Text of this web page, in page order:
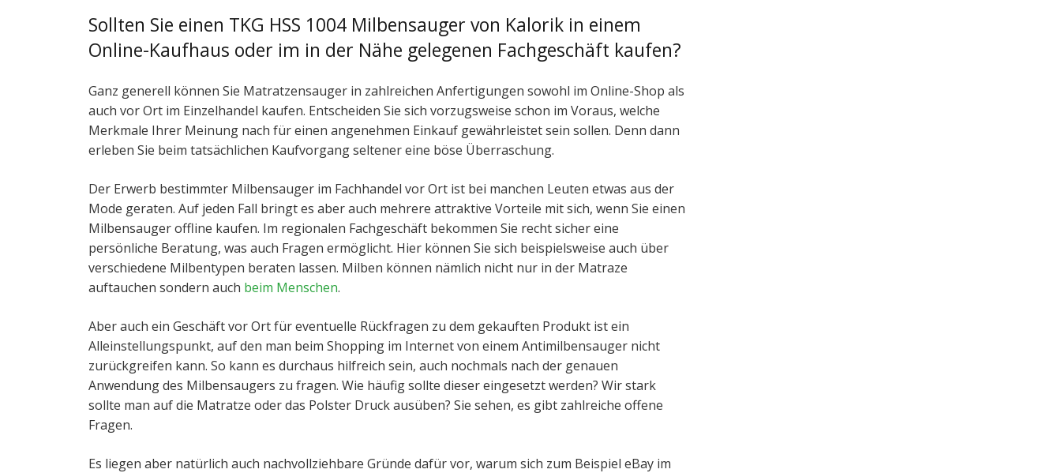
Sollten Sie einen TKG HSS 1004 Milbensauger von Kalorik in einem
Online-Kaufhaus oder im in der Nähe gelegenen Fachgeschäft kaufen?
Ganz generell können Sie Matratzensauger in zahlreichen Anfertigungen sowohl im Online-Shop als
auch vor Ort im Einzelhandel kaufen. Entscheiden Sie sich vorzugsweise schon im Voraus, welche
Merkmale Ihrer Meinung nach für einen angenehmen Einkauf gewährleistet sein sollen. Denn dann
erleben Sie beim tatsächlichen Kaufvorgang seltener eine böse Überraschung.
Der Erwerb bestimmter Milbensauger im Fachhandel vor Ort ist bei manchen Leuten etwas aus der
Mode geraten. Auf jeden Fall bringt es aber auch mehrere attraktive Vorteile mit sich, wenn Sie einen
Milbensauger offline kaufen. Im regionalen Fachgeschäft bekommen Sie recht sicher eine
persönliche Beratung, was auch Fragen ermöglicht. Hier können Sie sich beispielsweise auch über
verschiedene Milbentypen beraten lassen. Milben können nämlich nicht nur in der Matraze
auftauchen sondern auch beim Menschen.
Aber auch ein Geschäft vor Ort für eventuelle Rückfragen zu dem gekauften Produkt ist ein
Alleinstellungspunkt, auf den man beim Shopping im Internet von einem Antimilbensauger nicht
zurückgreifen kann. So kann es durchaus hilfreich sein, auch nochmals nach der genauen
Anwendung des Milbensaugers zu fragen. Wie häufig sollte dieser eingesetzt werden? Wir stark
sollte man auf die Matratze oder das Polster Druck ausüben? Sie sehen, es gibt zahlreiche offene
Fragen.
Es liegen aber natürlich auch nachvollziehbare Gründe dafür vor, warum sich zum Beispiel eBay im